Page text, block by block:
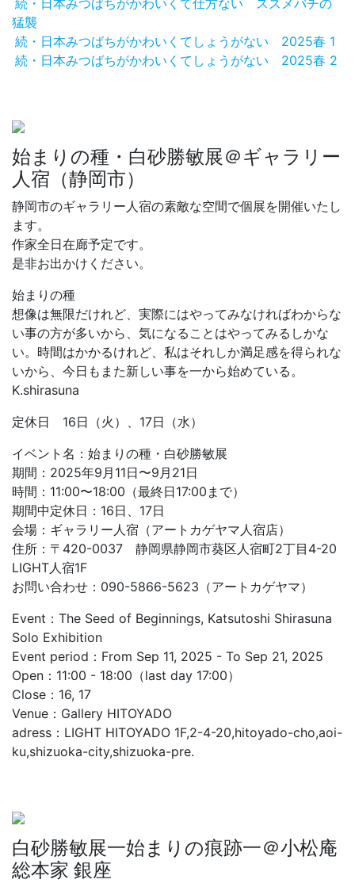
続・日本みつばちがかわいくて仕方ない スズメバチの
猛襲
続・日本みつばちがかわいくてしょうがない 2025春 1
続・日本みつばちがかわいくてしょうがない 2025春 2
始まりの種・白砂勝敏展＠ギャラリー
人宿（静岡市）
静岡市のギャラリー人宿の素敵な空間で個展を開催いたし
ます。
作家全日在廊予定です。
是非お出かけください。
始まりの種
想像は無限だけれど、実際にはやってみなければわからな
い事の方が多いから、気になることはやってみるしかな
い。時間はかかるけれど、私はそれしか満足感を得られな
いから、今日もまた新しい事を一から始めている。
K.shirasuna
定休日 16日（火）、17日（水）
イベント名：始まりの種・白砂勝敏展
期間：2025年9月11日〜9月21日
時間：11:00〜18:00（最終日17:00まで）
期間中定休日：16日、17日
会場：ギャラリー人宿（アートカゲヤマ人宿店）
住所：〒420-0037 静岡県静岡市葵区人宿町2丁目4-20
LIGHT人宿1F
お問い合わせ：090-5866-5623（アートカゲヤマ）
Event：The Seed of Beginnings, Katsutoshi Shirasuna
Solo Exhibition
Event period：From Sep 11, 2025 - To Sep 21, 2025
Open：11:00 - 18:00（last day 17:00）
Close：16, 17
Venue：Gallery HITOYADO
adress：LIGHT HITOYADO 1F,2-4-20,hitoyado-cho,aoi-
ku,shizuoka-city,shizuoka-pre.
白砂勝敏展一始まりの痕跡一＠小松庵
総本家 銀座